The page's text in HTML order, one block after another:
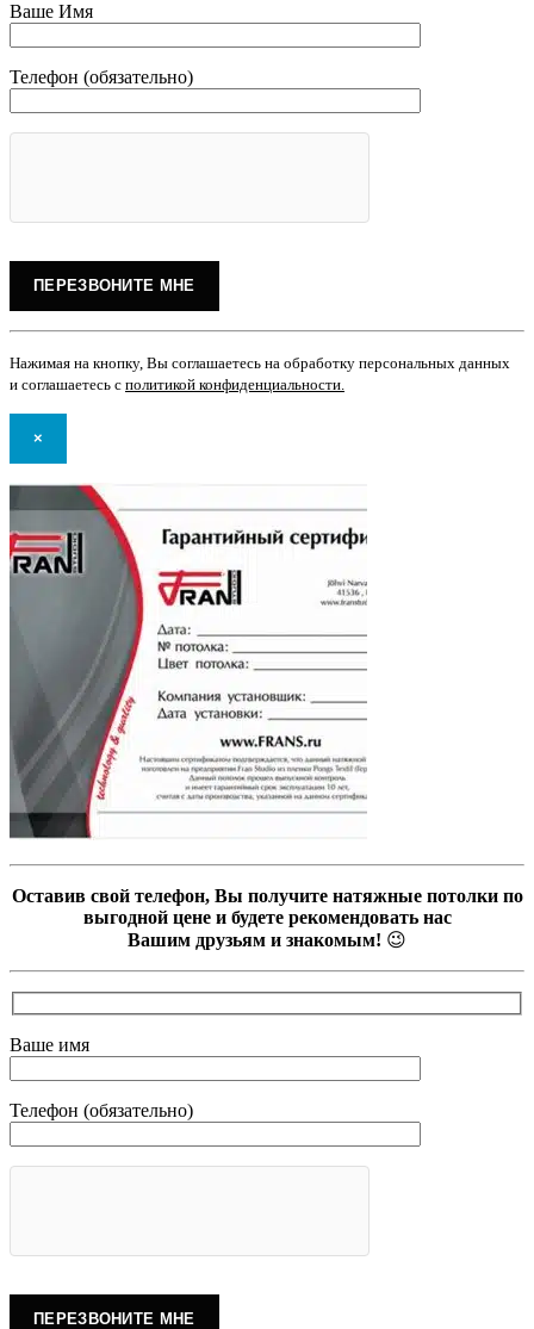
Ваше Имя
Телефон (обязательно)
Нажимая на кнопку, Вы соглашаетесь на обработку персональных данных
и соглашаетесь с политикой конфиденциальности.
×
Оставив свой телефон, Вы получите натяжные потолки по
выгодной цене и будете рекомендовать нас
Вашим друзьям и знакомым! 😉
Ваше имя
Телефон (обязательно)